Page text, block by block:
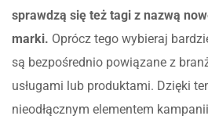
sprawdzą się też tagi z nazwą
marki. Oprócz tego wybieraj
są bezpośrednio powiązane z
usługami lub produktami. Dzięki
nieodłącznym elementem